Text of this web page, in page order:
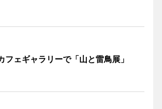
フェギャラリーで「山と雷鳥展」